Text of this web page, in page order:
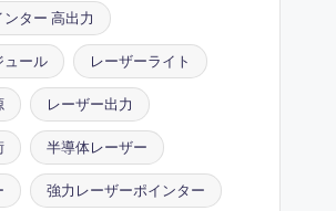
ター 高出力
ュール レーザーライト
レーザー出力
半導体レーザー
強力レーザーポインター